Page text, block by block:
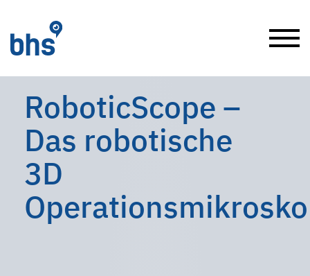
RoboticScope –
Das robotische
3D